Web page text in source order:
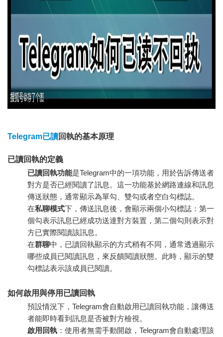
Telegram已讀回執的基本原理
已讀回執的定義
已讀回執功能是Telegram中的一項功能，用於告訴傳送者
對方是否已經閱讀了訊息。這一功能基於網路連線和訊息
傳送狀態，通常顯示為單勾、雙勾或者空白勾標誌。
在私聊模式下，傳送訊息後，會顯示兩個小勾標誌：第一
個勾表示訊息已經成功送達對方裝置，第二個勾則表示對
方已實際閱讀該訊息。
在群聊中，已讀回執顯示的方式稍有不同，通常透過顯示
哪些成員已閱讀訊息，來反饋閱讀狀態。此時，顯示的雙
勾標誌表示該成員已閱讀。
如何啟用與停用已讀回執
預設情況下，Telegram會自動啟用已讀回執功能，讓傳送
者能即時看到訊息是否被對方檢視。
啟用回執 ：使用者無需手動開啟，Telegram會自動處理該